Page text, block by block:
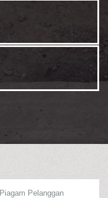
Piagam Pelanggan